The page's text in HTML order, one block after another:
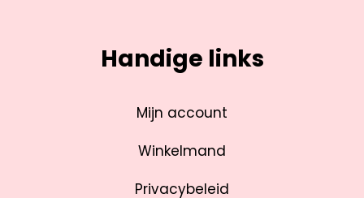
Handige links
Mijn account
Winkelmand
Privacybeleid